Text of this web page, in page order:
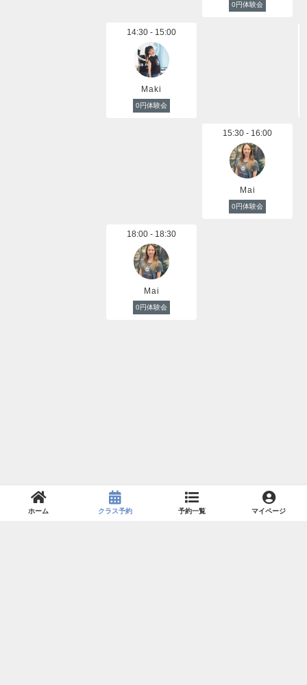
0円体験会
14:30 - 15:00
Maki
0円体験会
15:30 - 16:00
Mai
0円体験会
18:00 - 18:30
Mai
0円体験会
ホーム クラス予約 予約一覧 マイページ